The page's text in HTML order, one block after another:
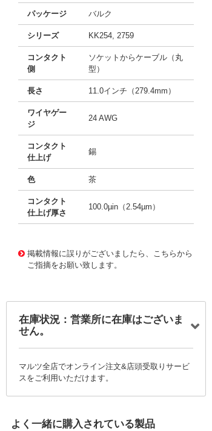
パッケージ バルク
シリーズ KK254, 2759
コンタクト
側
ソケットからケーブル（丸
型）
長さ 11.0インチ（279.4mm）
ワイヤゲー
ジ
24 AWG
コンタクト
仕上げ
錫
色 茶
コンタクト
仕上げ厚さ
100.0µin（2.54µm）
掲載情報に誤りがございましたら、こちらから
ご指摘をお願い致します。
在庫状況：営業所に在庫はございま
せん。
マルツ全店でオンライン注文&店頭受取りサービ
スをご利用いただけます。
よく一緒に購入されている製品